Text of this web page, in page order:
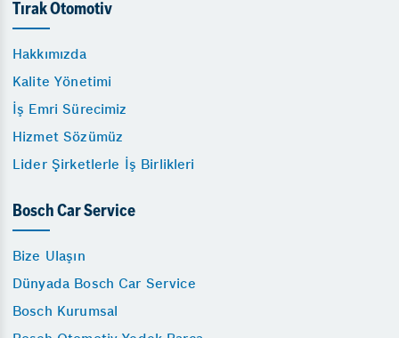
Tırak Otomotiv
Hakkımızda
Kalite Yönetimi
İş Emri Sürecimiz
Hizmet Sözümüz
Lider Şirketlerle İş Birlikleri
Bosch Car Service
Bize Ulaşın
Dünyada Bosch Car Service
Bosch Kurumsal